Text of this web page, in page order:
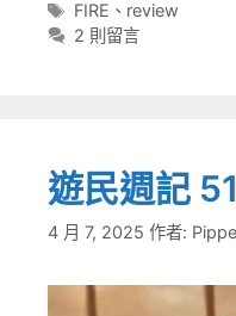
類
標
籤
FIRE 、 review
2 則留言
遊民週記
4 月 7, 2025 作者: